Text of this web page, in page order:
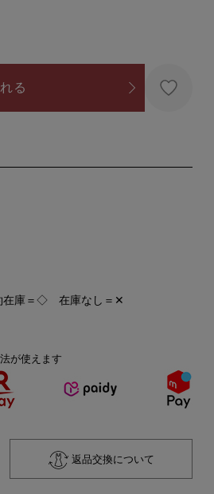
る
庫＝◇ 在庫なし＝✕
が使えます
返品交換について